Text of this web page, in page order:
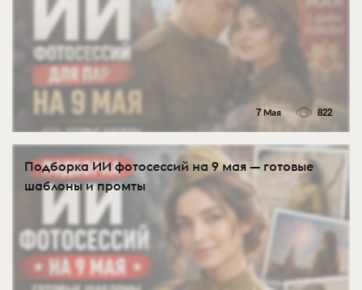
7 Мая 822
Подборка ИИ фотосессий на 9 мая — готовые
шаблоны и промты